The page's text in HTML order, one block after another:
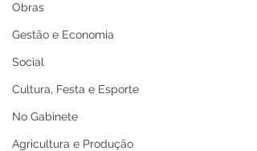
Obras
Gestão e Economia
Social
Cultura, Festa e Esporte
No Gabinete
Agricultura e Produção